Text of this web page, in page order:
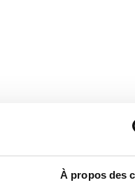
À propos des